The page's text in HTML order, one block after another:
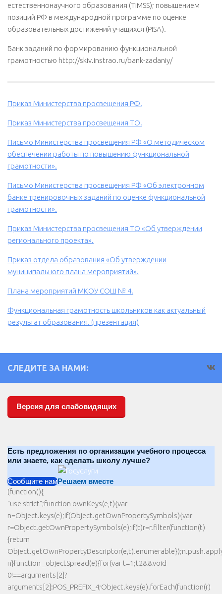
естественнонаучного образования (TIMSS); повышением
позиций РФ в международной программе по оценке
образовательных достижений учащихся (PISA).
Банк заданий по формированию функциональной
грамотностью http://skiv.instrao.ru/bank-zadaniy/
Приказ Министерства просвещения РФ.
Приказ Министерства просвещения ТО.
Письмо Министерства просвещения РФ «О методическом
обеспечении работы по повышению функциональной
грамотности».
Письмо Министерства просвещения РФ «Об электронном
банке тренировочных заданий по оценке функциональной
грамотности».
Приказ Министерства просвещения ТО «Об утверждении
регионального проекта».
Приказ отдела образования «Об утверждении
муниципального плана мероприятий».
Плана мероприятий МКОУ СОШ № 4.
Функциональная грамотность школьников как актуальный
результат образования. (презентация)
СЛЕДИТЕ ЗА НАМИ:
Версия для слабовидящих
Есть предложения по организации учебного процесса
или знаете, как сделать школу лучше?
Сообщите намРешаем вместе
(function(){
"use strict";function ownKeys(e,t){var
n=Object.keys(e);if(Object.getOwnPropertySymbols){var
r=Object.getOwnPropertySymbols(e);if(t)r=r.filter(function(t)
{return
n}function _objectSpread(e){for(var t=1;t2&&void
0!==arguments[2]?
arguments[2]:POS_PREFIX_4;Object.keys(e).forEach(function(r)